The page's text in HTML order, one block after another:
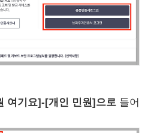
여기요]-[개인 민원]으로 들어